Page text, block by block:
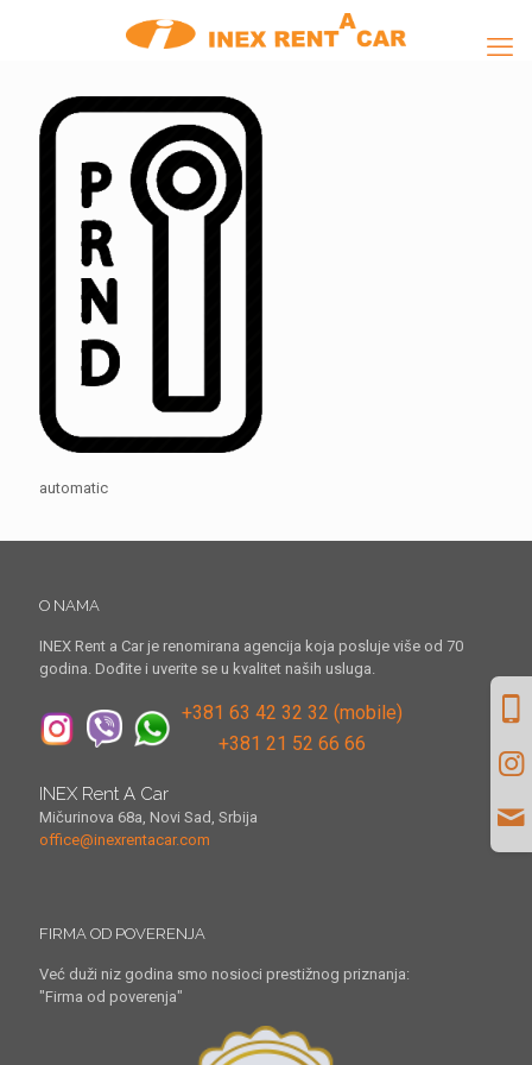
automatic
O NAMA
INEX Rent a Car je renomirana agencija koja posluje više od 70
godina. Dođite i uverite se u kvalitet naših usluga.
+381 63 42 32 32 (mobile)
+381 21 52 66 66
INEX Rent A Car
Mičurinova 68a, Novi Sad, Srbija
office@inexrentacar.com
FIRMA OD POVERENJA
Već duži niz godina smo nosioci prestižnog priznanja:
"Firma od poverenja"